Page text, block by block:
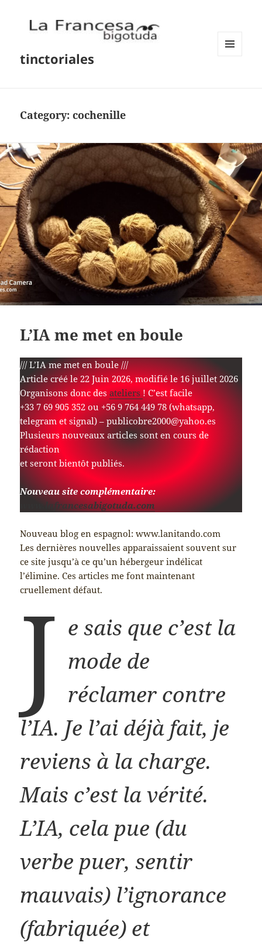
tinctoriales
Category:cochenille
L’IA me met en boule
/// L’IA me met en boule ///
Article créé le 22 Juin 2026, modifié le 16 juillet 2026
Organisons donc desateliers! C’est facile
+33 7 69 905 352 ou +56 9 764 449 78 (whatsapp,
telegram et signal) – publicobre2000@yahoo.es
Plusieurs nouveaux articles sont en cours de
rédaction
et seront bientôt publiés.
Nouveau site complémentaire:
www.lafrancesabigotuda.com
Nouveau blog en espagnol: www.lanitando.com
Les dernières nouvelles apparaissaient souvent sur
ce site jusqu’à ce qu’un hébergeur indélicat
l’élimine. Ces articles me font maintenant
cruellement défaut.
J e sais que c’est la
mode de
réclamer contre
l’IA. Je l’ai déjà fait, je
reviens à la charge.
Mais c’est la vérité.
L’IA, cela pue (du
verbe puer, sentir
mauvais) l’ignorance
(fabriquée) et